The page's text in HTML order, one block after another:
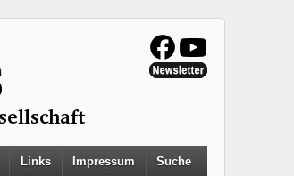
Links Impressum Suche